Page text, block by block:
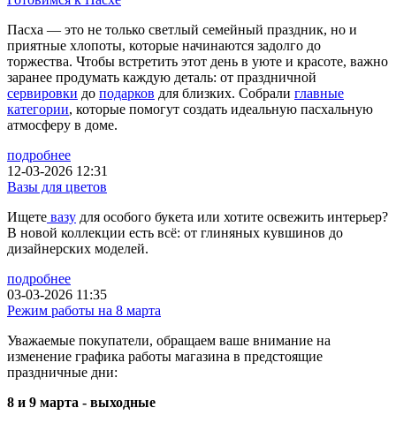
Пасха — это не только светлый семейный праздник, но и
приятные хлопоты, которые начинаются задолго до
торжества. Чтобы встретить этот день в уюте и красоте, важно
заранее продумать каждую деталь: от праздничной
сервировки до подарков для близких. Собрали главные
категории, которые помогут создать идеальную пасхальную
атмосферу в доме.
подробнее
12-03-2026 12:31
Вазы для цветов
Ищете вазу для особого букета или хотите освежить интерьер?
В новой коллекции есть всё: от глиняных кувшинов до
дизайнерских моделей.
подробнее
03-03-2026 11:35
Режим работы на 8 марта
Уважаемые покупатели, обращаем ваше внимание на
изменение графика работы магазина в предстоящие
праздничные дни:
8 и 9 марта - выходные